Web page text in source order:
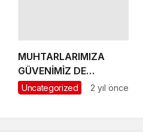
MUHTARLARIMIZA
GÜVENİMİZ DE
DESTEĞİMİZ DE
Uncategorized 2 yıl önce